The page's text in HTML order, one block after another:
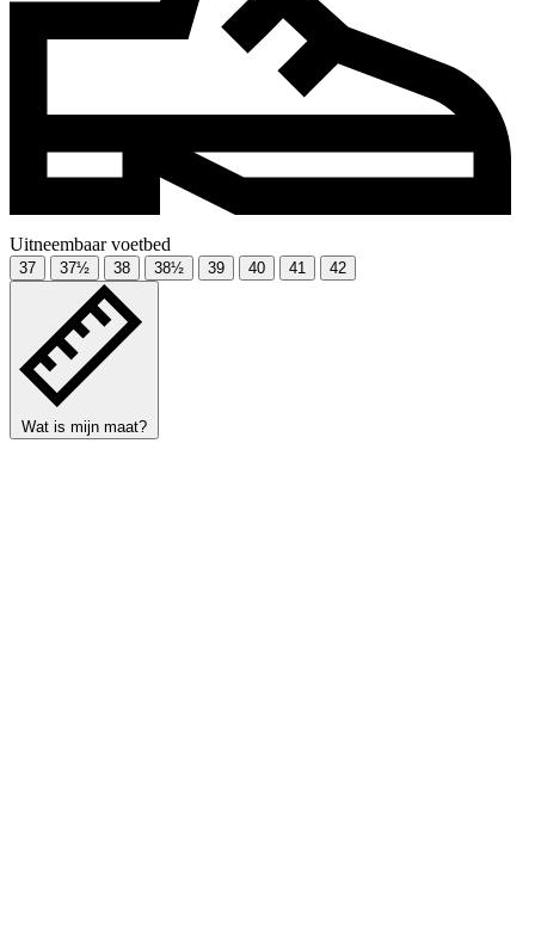
Uitneembaar voetbed
37 37½ 38 38½ 39 40 41 42
Wat is mijn maat?